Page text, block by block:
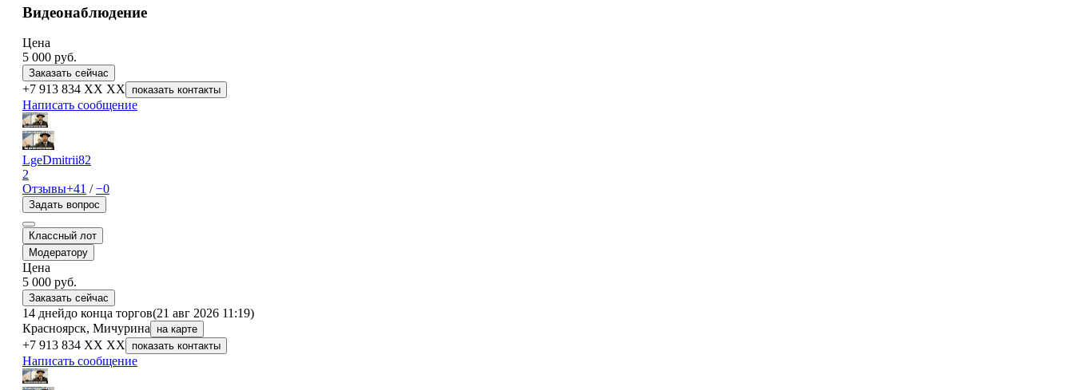
Видеонаблюдение
Цена
5 000 руб.
Заказать сейчас
+7 913 834 XX XX показать контакты
Написать сообщение
LgeDmitrii82
2
Отзывы+41 /−0
Задать вопрос
Классный лот
Модератору
Цена
5 000 руб.
Заказать сейчас
14 днейдо конца торгов(21 авг 2026 11:19)
Красноярск, Мичурина
на карте
+7 913 834 XX XX показать контакты
Написать сообщение